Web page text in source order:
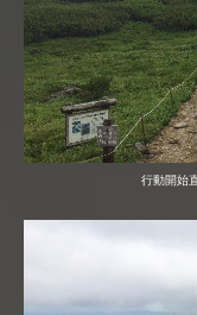
行動開始